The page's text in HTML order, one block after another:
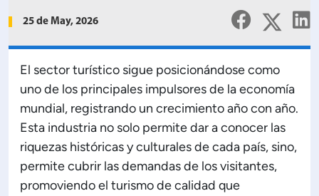
Capacitación Institucional
Estructura organizativa
Rector
Académica
Publicaciones
25 de May, 2026
El sector turístico sigue posicionándose como
uno de los principales impulsores de la economía
mundial, registrando un crecimiento año con año.
Esta industria no solo permite dar a conocer las
riquezas históricas y culturales de cada país, sino,
permite cubrir las demandas de los visitantes,
promoviendo el turismo de calidad que